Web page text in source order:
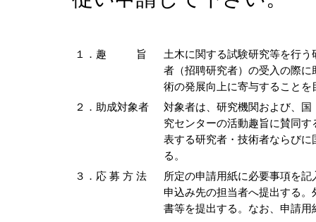
１．趣 旨
土木に関する試験研究等を行
者（招聘研究者）の受入の際
術の発展向上に寄与することを
２．助成対象者
対象者は、研究機関および、
究センターの活動趣旨に賛同
表する研究者・技術者ならび
る。
３．応 募 方 法
所定の申請用紙に必要事項を
申込み先の担当者へ提出する
書等を提出する。なお、申請